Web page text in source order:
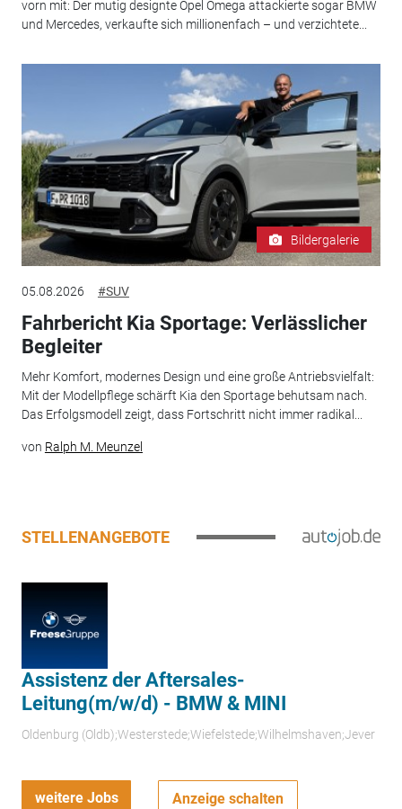
vorn mit: Der mutig designte Opel Omega attackierte sogar BMW
und Mercedes, verkaufte sich millionenfach – und verzichtete...
Bildergalerie
05.08.2026 #SUV
Fahrbericht Kia Sportage: Verlässlicher
Begleiter
Mehr Komfort, modernes Design und eine große Antriebsvielfalt:
Mit der Modellpflege schärft Kia den Sportage behutsam nach.
Das Erfolgsmodell zeigt, dass Fortschritt nicht immer radikal...
von Ralph M. Meunzel
STELLENANGEBOTE
Assistenz der Aftersales-
Leitung(m/w/d) - BMW & MINI
Oldenburg (Oldb);Westerstede;Wiefelstede;Wilhelmshaven;Jever
weitere Jobs Anzeige schalten